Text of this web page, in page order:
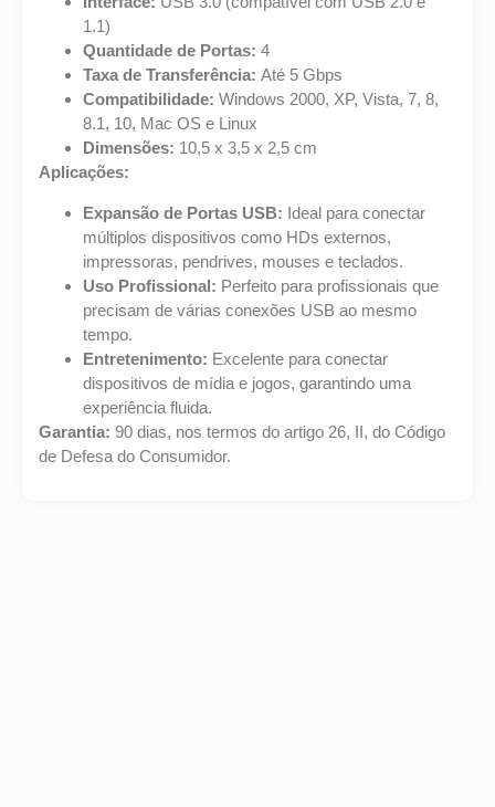
1.1)
Quantidade de Portas: 4
Taxa de Transferência: Até 5 Gbps
Compatibilidade: Windows 2000, XP, Vista, 7, 8,
8.1, 10, Mac OS e Linux
Dimensões: 10,5 x 3,5 x 2,5 cm
Aplicações:
Expansão de Portas USB: Ideal para conectar
múltiplos dispositivos como HDs externos,
impressoras, pendrives, mouses e teclados.
Uso Profissional: Perfeito para profissionais que
precisam de várias conexões USB ao mesmo
tempo.
Entretenimento: Excelente para conectar
dispositivos de mídia e jogos, garantindo uma
experiência fluida.
Garantia: 90 dias, nos termos do artigo 26, II, do Código
de Defesa do Consumidor.